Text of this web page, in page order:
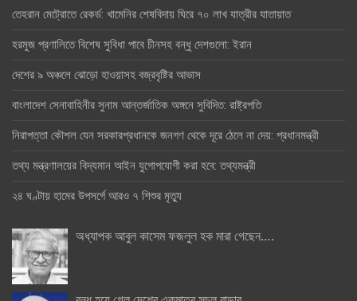
তেহরান মেট্রোতে রেকর্ড: খামেনির শেষবিদায় ঘিরে ৭০ লাখ যাত্রীর যাতায়াত
হরমুজ প্রণালিতে বিশেষ সুবিধা পাবে চীনসহ বন্ধু দেশগুলো: ইরান
দেশের ৯ অঞ্চলে ঝোড়ো হাওয়াসহ বজ্রবৃষ্টির আভাস
বাংলাদেশ সেনাবাহিনীর সুনাম আন্তর্জাতিক অঙ্গনে সুবিদিত: রাষ্ট্রপতি
নিরাপত্তা কৌশল যেন সরকারপ্রধানকে জনগণ থেকে দূরে ঠেলে না দেয়: প্রধানমন্ত্রী
তথ্য মন্ত্রণালয়ের বিদ্যমান আইন যুগোপযোগী করা হবে: তথ্যমন্ত্রী
২৪ ঘণ্টায় হামের উপসর্গে আরও ৭ শিশুর মৃত্যু
অধ্যাপক আবুল কাসেম ফজলুল হক মারা গেছেন….